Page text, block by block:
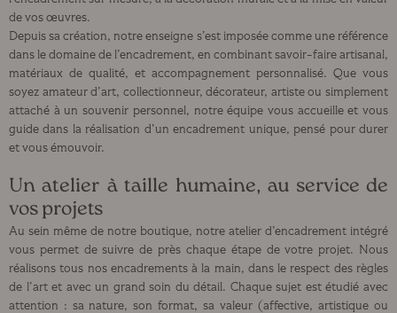
de vos œuvres.
Depuis sa création, notre enseigne s’est imposée comme une référence
dans le domaine de l’encadrement, en combinant savoir-faire artisanal,
matériaux de qualité, et accompagnement personnalisé. Que vous
soyez amateur d’art, collectionneur, décorateur, artiste ou simplement
attaché à un souvenir personnel, notre équipe vous accueille et vous
guide dans la réalisation d’un encadrement unique, pensé pour durer
et vous émouvoir.
Un atelier à taille humaine, au service de
vos projets
Au sein même de notre boutique, notre atelier d’encadrement intégré
vous permet de suivre de près chaque étape de votre projet. Nous
réalisons tous nos encadrements à la main, dans le respect des règles
de l’art et avec un grand soin du détail. Chaque sujet est étudié avec
attention : sa nature, son format, sa valeur (affective, artistique ou